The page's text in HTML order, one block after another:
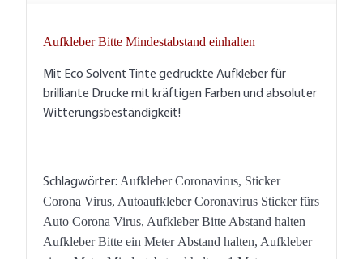
Aufkleber Bitte Mindestabstand einhalten
Mit Eco Solvent Tinte gedruckte Aufkleber für
brilliante Drucke mit kräftigen Farben und absoluter
Witterungsbeständigkeit!
Schlagwörter: Aufkleber Coronavirus, Sticker
Corona Virus, Autoaufkleber Coronavirus Sticker fürs
Auto Corona Virus, Aufkleber Bitte Abstand halten
Aufkleber Bitte ein Meter Abstand halten, Aufkleber